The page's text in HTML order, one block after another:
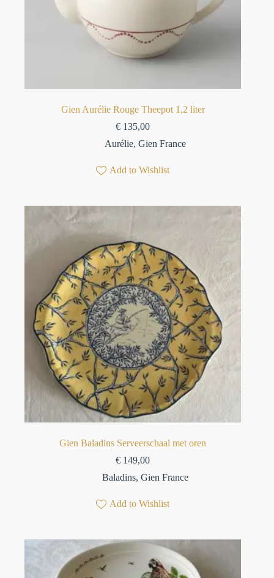
Gien Aurélie Rouge Theepot 1,2 liter
€ 135,00
Aurélie, Gien France
Add to Wishlist
Gien Baladins Serveerschaal met oren
€ 149,00
Baladins, Gien France
Add to Wishlist